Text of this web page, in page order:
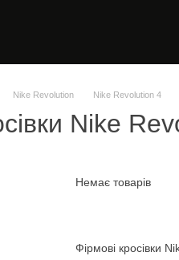
Nike Revolution Nike Revolution 4
Nike
Фірмові кросівки
Немає товарів